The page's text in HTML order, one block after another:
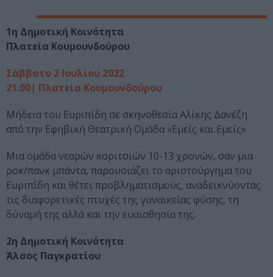
1η Δημοτική Κοινότητα
Πλατεία Κουμουνδούρου
Σάββατο 2 Ιουλίου 2022
21.00| Πλατεία Κουμουνδούρου
Μήδεια του Ευριπίδη σε σκηνοθεσία Αλίκης Δανέζη
από την Εφηβική Θεατρική Ομάδα «Εμείς και Εμείς»
Μια ομάδα νεαρών κοριτσιών 10-13 χρονών, σαν μια
ροκ/πανκ μπάντα, παρουσιάζει το αριστούργημα του
Ευριπίδη και θέτει προβληματισμούς, αναδεικνύοντας
τις διαφορετικές πτυχές της γυναικείας φύσης, τη
δύναμή της αλλά και την ευαισθησία της.
2η Δημοτική Κοινότητα
Άλσος Παγκρατίου